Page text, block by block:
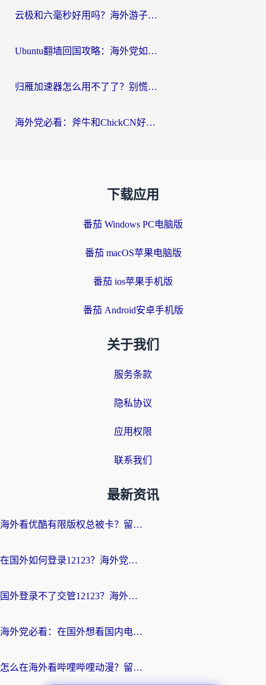
云极和六毫秒好用吗？海外游子解锁国内资源的真实答案
Ubuntu翻墙回国攻略：海外党如何选对加速器，无缝刷国内剧玩游戏？
归雁加速器怎么用不了了？别慌，这篇指南教你如何丝滑“回家”
海外党必看：斧牛和ChickCN好用吗？3款热门加速器实测+番茄加速器深度体验
下载应用
番茄 Windows PC电脑版
番茄 macOS苹果电脑版
番茄 ios苹果手机版
番茄 Android安卓手机版
关于我们
服务条款
隐私协议
应用权限
联系我们
最新资讯
海外看优酷有限版权总被卡？留学生亲测有效的回国加速器选择指南
在国外如何登录12123？海外党必备的回国加速实用指南
国外登录不了交管12123？海外华人亲测有效的回国加速器选择指南
海外党必看：在国外想看国内电视剧用什么软件？3步解决地域限制
怎么在海外看哔哩哔哩动漫？留学生亲测有效的回国加速方案